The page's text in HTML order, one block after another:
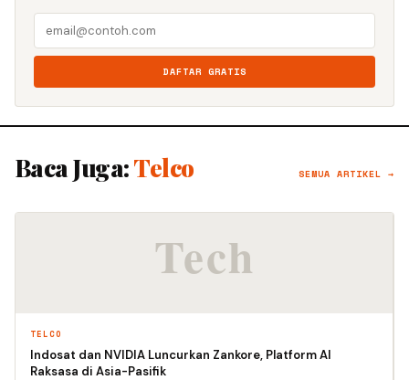
DAFTAR GRATIS
Baca Juga:Telco SEMUA ARTIKEL →
TELCO
Indosat dan NVIDIA Luncurkan Zankore, Platform AI
Raksasa di Asia-Pasifik